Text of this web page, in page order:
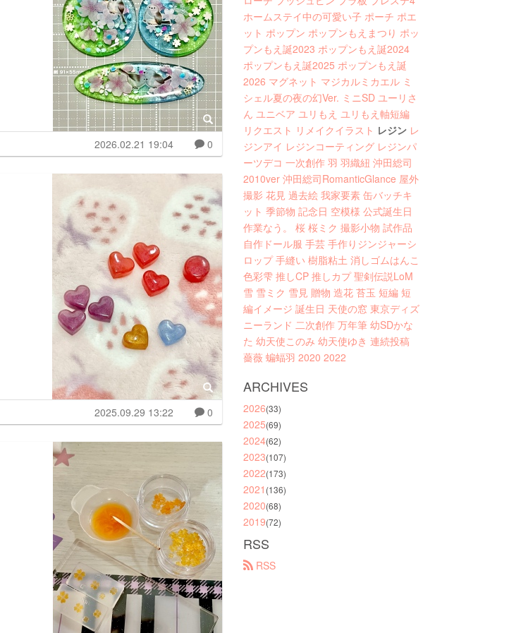
2026.02.21 19:04 0
2025.09.29 13:22 0
ホームステイ中の可愛い子 ポーチ ポエ
ット ポップン ポップンもえまつり ポッ
プンもえ誕2023 ポップンもえ誕2024
ポップンもえ誕2025 ポップンもえ誕
2026 マグネット マジカルミカエル ミ
シェル夏の夜の幻Ver. ミニSD ユーリさ
ん ユニベア ユリもえ ユリもえ軸短編
リクエスト リメイクイラスト レジン レ
ジンアイ レジンコーティング レジンパ
ーツデコ 一次創作 羽 羽織紐 沖田総司
2010ver 沖田総司RomanticGlance 屋外
撮影 花見 過去絵 我家要素 缶バッチキ
ット 季節物 記念日 空模様 公式誕生日
作業なう。
桜 桜ミク 撮影小物 試作品
自作ドール服 手芸 手作りジンジャーシ
ロップ 手縫い 樹脂粘土 消しゴムはんこ
色彩雫 推しCP 推しカプ 聖剣伝説LoM
雪 雪ミク 雪見 贈物 造花 苔玉 短編 短
編イメージ 誕生日 天使の窓 東京ディズ
ニーランド 二次創作 万年筆 幼SDかな
た 幼天使このみ 幼天使ゆき 連続投稿
薔薇 蝙蝠羽 2020 2022
ARCHIVES
2026(33)
2025(69)
2024(62)
2023(107)
2022(173)
2021 (136)
2020(68)
2019(72)
RSS
RSS